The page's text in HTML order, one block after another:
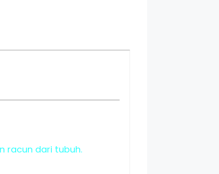
racun dari tubuh.